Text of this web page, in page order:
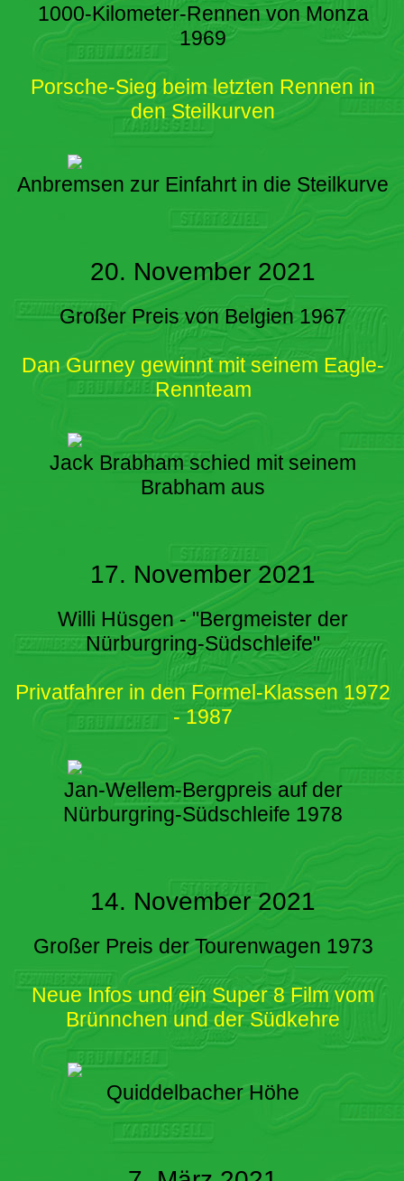
1000-Kilometer-Rennen von Monza
1969
Porsche-Sieg beim letzten Rennen in
den Steilkurven
Anbremsen zur Einfahrt in die Steilkurve
20. November 2021
Großer Preis von Belgien 1967
Dan Gurney gewinnt mit seinem Eagle-
Rennteam
Jack Brabham schied mit seinem
Brabham aus
17. November 2021
Willi Hüsgen - "Bergmeister der
Nürburgring-Südschleife"
Privatfahrer in den Formel-Klassen 1972
- 1987
Jan-Wellem-Bergpreis auf der
Nürburgring-Südschleife 1978
14. November 2021
Großer Preis der Tourenwagen 1973
Neue Infos und ein Super 8 Film vom
Brünnchen und der Südkehre
Quiddelbacher Höhe